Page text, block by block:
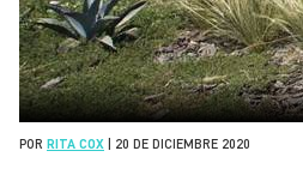
POR RITA COX 20 DE DICIEMBRE 2020